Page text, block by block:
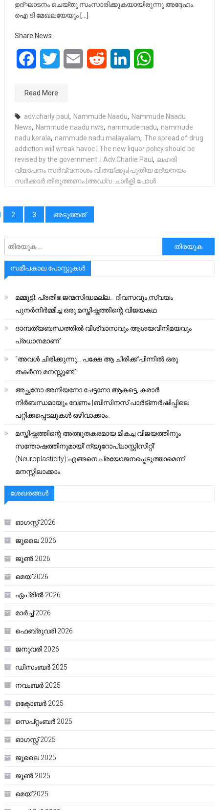
ഉദ്ഘാടനം ചെയ്തു സംസാരിക്കുകയായിരുന്നു അദ്ദേഹം.
ഐ ടി മേഖലയേയും […]
Share News
FacebookTwitter Email Reddit LinkedIn
Read More
adv.charly paul, Nammude Naadu, Nammude Naadu
News, Nammude naadu nws, nammude nadu, nammude
nadu kerala, nammude nadu malayalam, The spread of drug
addiction will wreak havoc | The new liquor policy should be
revised by the government. | Adv.Charlie Paul, ലഹരി
വ്യാപനം സർവ്വനാശം വിതയ്ക്കും|പുതിയ മദ്യനയം
സർക്കാർ തിരുത്തണം.|അഡ്വ .ചാർളി പോൾ
2 3 അടുത്തത്
അനേഷിക്കുക
സമീപകാല പോസ്റ്റുകൾ
മമ്മൂട്ടി: പ്രതിഭ ജന്മസിദ്ധമല്ല… ദിവസവും സ്വയം
പുനർനിർമ്മിച്ച ഒരു മസ്തിഷ്കത്തിന്റെ വിജയകഥ
ദാമ്പത്യബന്ധത്തിൽ വിശ്വാസവും ആശയവിനിമയവും
പ്രധാനമാണ്.
“അവൾ ചിരിക്കുന്നു… പക്ഷേ ആ ചിരിക്ക് പിന്നിൽ ഒരു
തകർന്ന മനസ്സുണ്ട്.”
അച്ഛനോ അനിയനോ ചേട്ടനോ ആകട്ടെ, കരാർ
നിർബന്ധമായും വേണം |ബിസിനസ് പാർട്ണർഷിപ്പിലെ
പറ്റിക്കപ്പെടലുകൾ ഒഴിവാക്കാം..
മസ്തിഷ്കത്തിന്റെ അത്ഭുതകരമായ മികച്ച വിജയത്തിനും
സന്തോഷത്തിനുമായി’ന്യൂറോപ്ലാസ്റ്റിസിറ്റി’
(Neuroplasticity):എങ്ങനെ പ്രയോജനപ്പെടുത്താമെന്ന്
മനസ്സിലാക്കാം.
ശേഖരങ്ങൾ
ഓഗസ്റ്റ്‌ 2026
ജൂലൈ 2026
ജൂൺ 2026
മെയ്‌ 2026
ഏപ്രിൽ 2026
മാർച്ച്‌ 2026
ഫെബ്രുവരി 2026
ജനുവരി 2026
ഡിസംബർ 2025
നവംബർ 2025
ഒക്ടോബർ 2025
സെപ്റ്റംബർ 2025
ഓഗസ്റ്റ്‌ 2025
ജൂലൈ 2025
ജൂൺ 2025
മെയ്‌ 2025